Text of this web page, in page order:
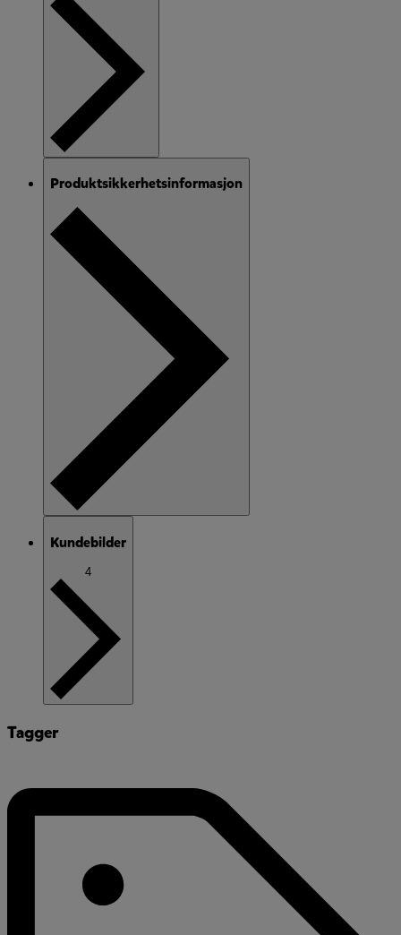
Produktsikkerhetsinformasjon
Kundebilder
4
Tagger